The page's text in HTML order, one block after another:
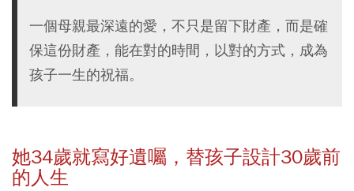
一個母親最深遠的愛，不只是留下財產，而是確
保這份財產，能在對的時間，以對的方式，成為
孩子一生的祝福。
她34歲就寫好遺囑，替孩子設計30歲前
的人生